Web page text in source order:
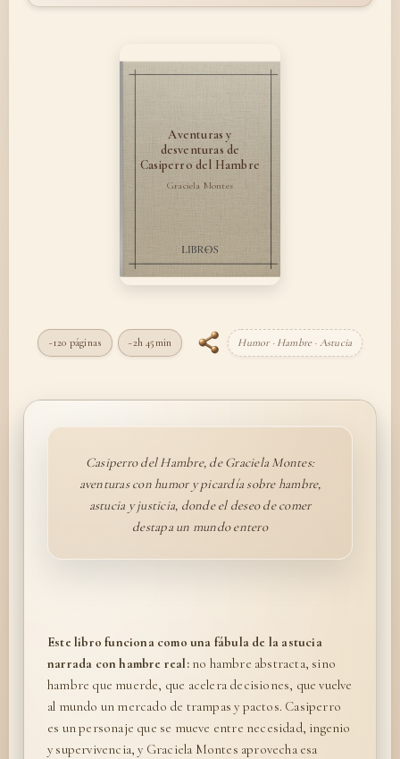
Aventuras y
desventuras de
Casiperro del Hambre
Graciela Montes
~120 páginas ~2h 45min Humor · Hambre · Astucia
Casiperro del Hambre, de Graciela Montes:
aventuras con humor y picardía sobre hambre,
astucia y justicia, donde el deseo de comer
destapa un mundo entero
Este libro funciona como una fábula de la astucia
narrada con hambre real:no hambre abstracta, sino
hambre que muerde, que acelera decisiones, que vuelve
al mundo un mercado de trampas y pactos. Casiperro
es un personaje que se mueve entre necesidad, ingenio
y supervivencia, y Graciela Montes aprovecha esa